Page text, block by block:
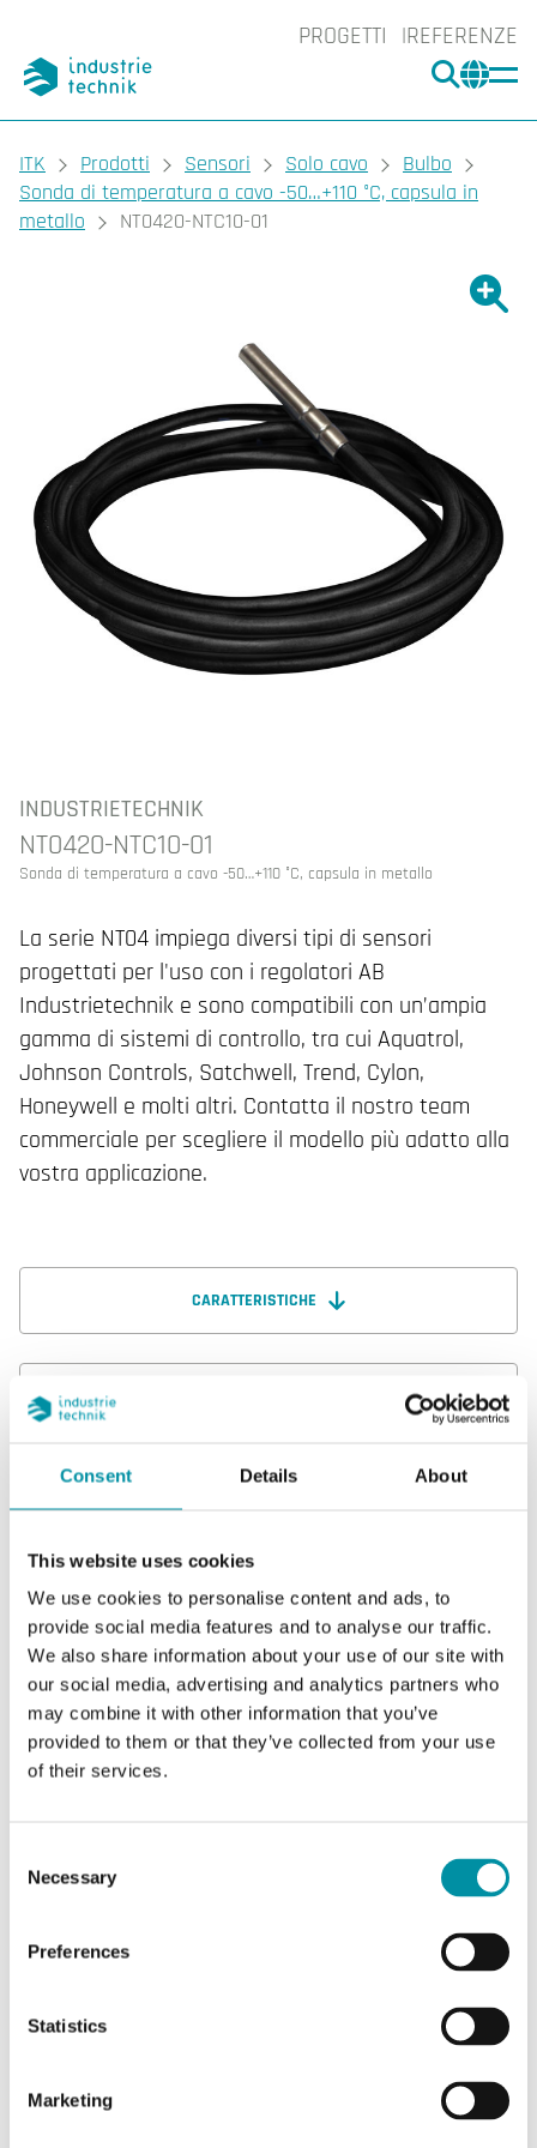
Consent Details About
This website uses cookies
We use cookies to personalise content and ads, to
provide social media features and to analyse our traffic.
We also share information about your use of our site with
our social media, advertising and analytics partners who
may combine it with other information that you’ve
provided to them or that they’ve collected from your use
of their services.
Selection
Necessary
Preferences
Statistics
Marketing
PROGETTI REFERENZE
CERCA
You are here:
ITK Prodotti Sensori Solo cavo
Bulbo
Sonda di temperatura a cavo -50…+110 °C, capsula in
metallo
NT0420-NTC10-01
INDUSTRIETECHNIK
NT0420-NTC10-01
Sonda di temperatura a cavo -50…+110 °C, capsula in metallo
La serie NT04 impiega diversi tipi di sensori
progettati per l'uso con i regolatori AB
Industrietechnik e sono compatibili con un’ampia
gamma di sistemi di controllo, tra cui Aquatrol,
Johnson Controls, Satchwell, Trend, Cylon,
Honeywell e molti altri. Contatta il nostro team
commerciale per scegliere il modello più adatto alla
vostra applicazione.
CARATTERISTICHE
Caratteristiche di NT0420-NTC10-01
Uscita
sensore
Passivo
Intervallo
sensibile
Resistenza
nominale